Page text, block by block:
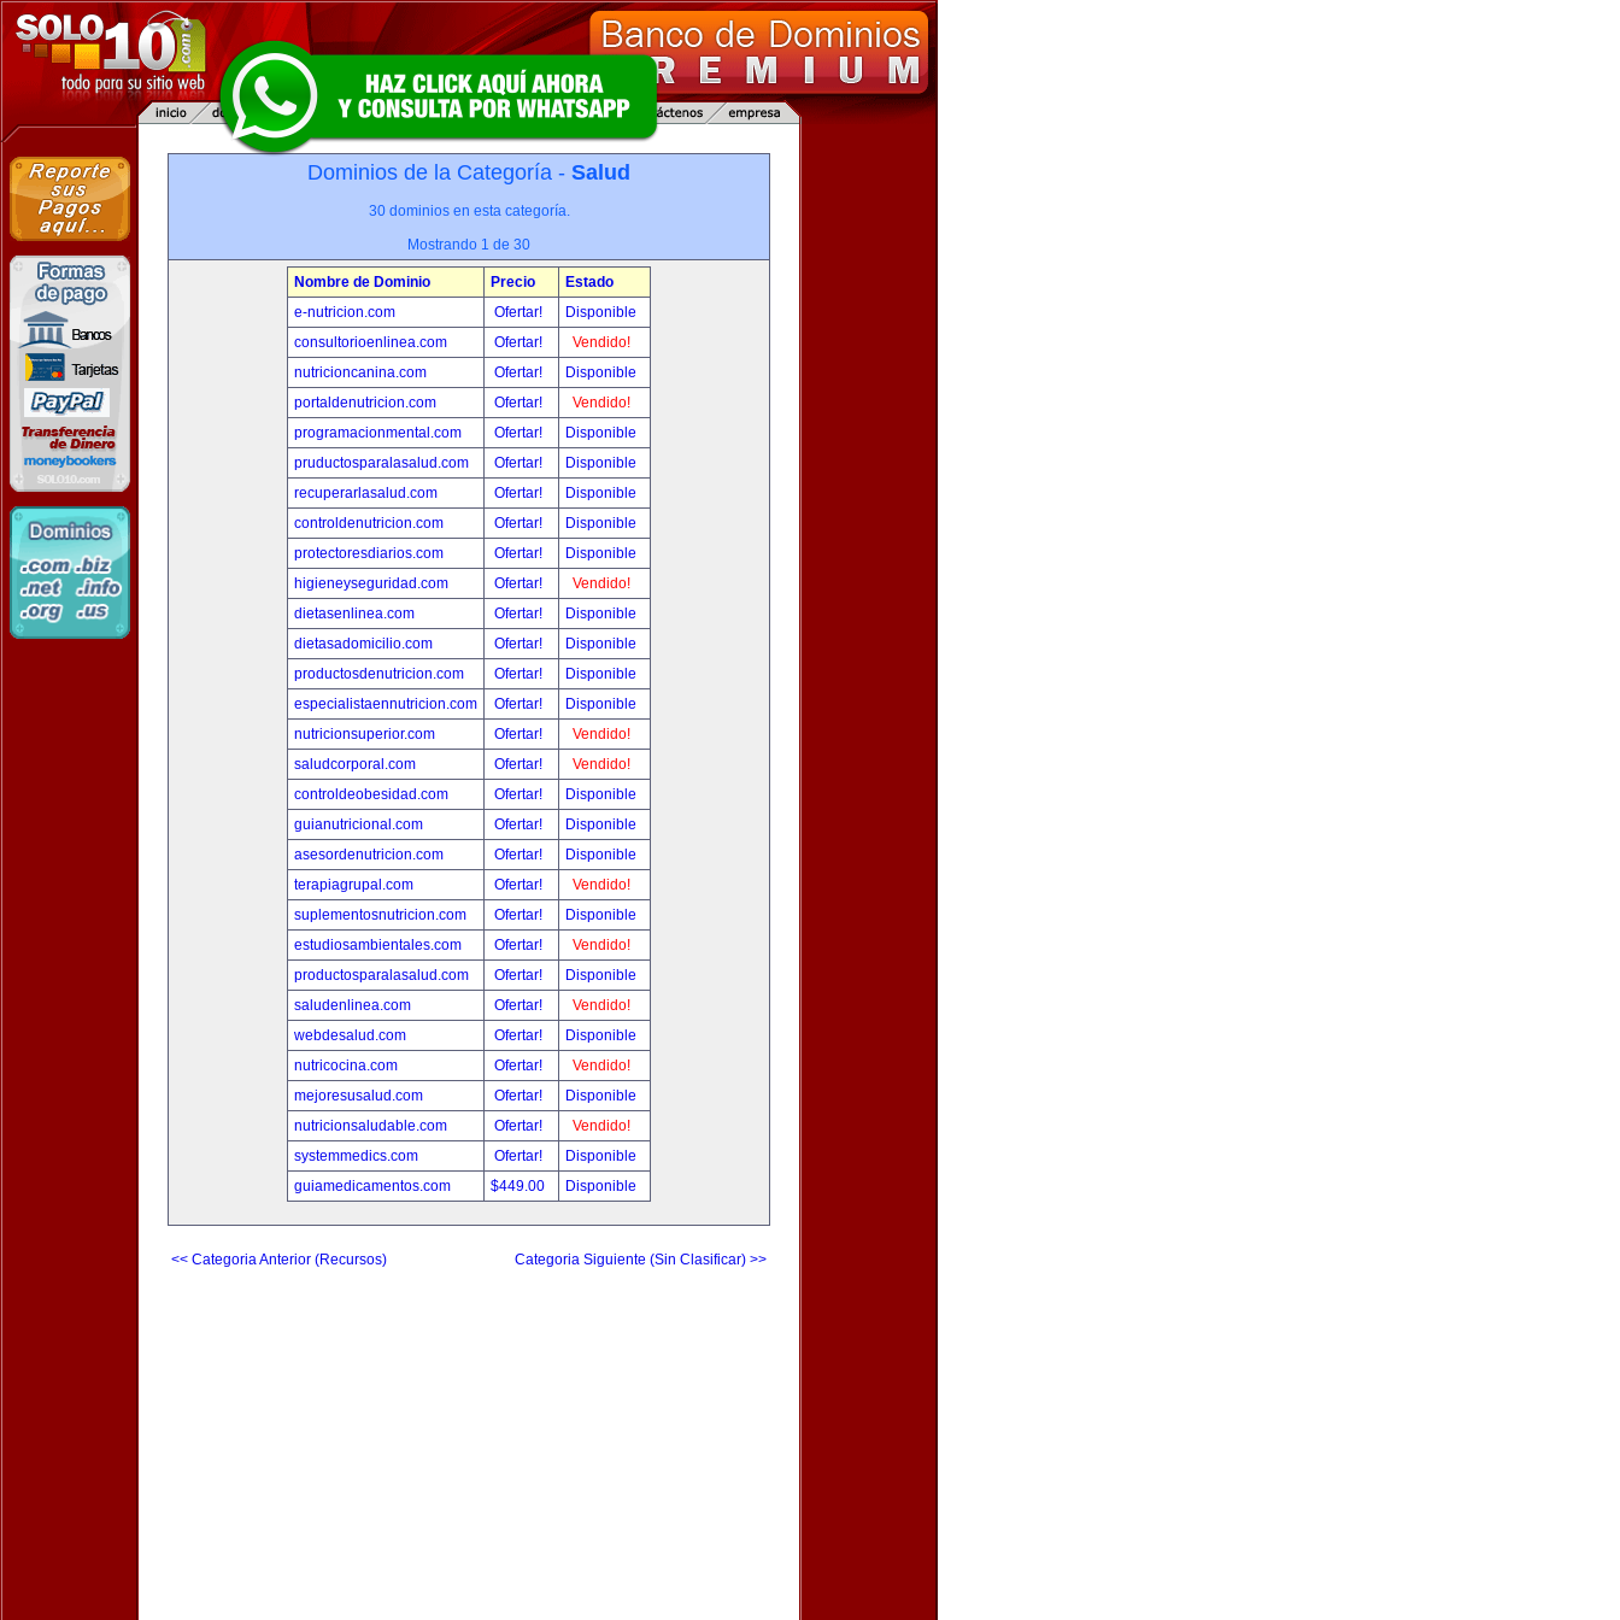
Dominios de la Categoría - Salud
30 dominios en esta categoría.
Mostrando 1 de 30
Nombre de Dominio Precio
Estado
e-nutricion.com
Ofertar!
Disponible
consultorioenlinea.com
Ofertar!
Vendido!
nutricioncanina.com
Ofertar!
Disponible
portaldenutricion.com
Ofertar!
Vendido!
programacionmental.com
Ofertar!
Disponible
pruductosparalasalud.com
Ofertar!
Disponible
recuperarlasalud.com
Ofertar!
Disponible
controldenutricion.com
Ofertar!
Disponible
protectoresdiarios.com
Ofertar!
Disponible
higieneyseguridad.com
Ofertar!
Vendido!
dietasenlinea.com
Ofertar!
Disponible
dietasadomicilio.com
Ofertar!
Disponible
productosdenutricion.com
Ofertar!
Disponible
especialistaennutricion.com
Ofertar!
Disponible
nutricionsuperior.com
Ofertar!
Vendido!
saludcorporal.com
Ofertar!
Vendido!
controldeobesidad.com
Ofertar!
Disponible
guianutricional.com
Ofertar!
Disponible
asesordenutricion.com
Ofertar!
Disponible
terapiagrupal.com
Ofertar!
Vendido!
suplementosnutricion.com
Ofertar!
Disponible
estudiosambientales.com
Ofertar!
Vendido!
productosparalasalud.com
Ofertar!
Disponible
saludenlinea.com
Ofertar!
Vendido!
webdesalud.com
Ofertar!
Disponible
nutricocina.com
Ofertar!
Vendido!
mejoresusalud.com
Ofertar!
Disponible
nutricionsaludable.com
Ofertar!
Vendido!
systemmedics.com
Ofertar!
Disponible
guiamedicamentos.com
$449.00 Disponible
<< Categoria Anterior (Recursos) Categoria Siguiente (Sin Clasificar) >>